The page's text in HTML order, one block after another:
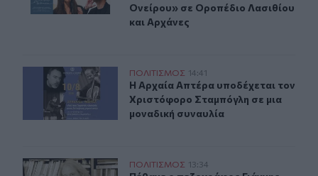
Ονείρου» σε Οροπέδιο Λασιθίου
και Αρχάνες
Μουσική βραδιά στην Αρχαία Απτέρα με τον
ΠΟΛΙΤΙΣΜΟΣ 14:41
Η Αρχαία Απτέρα υποδέχεται τον
Η Αρχαία Απτέρα υποδέχεται τον
Χριστόφορο Σταμπόγλη σε μια
μοναδική συναυλία
Πέθανε ο πεζογράφος Γιάννης Γρηγοράκης
ΠΟΛΙΤΙΣΜΟΣ 13:34